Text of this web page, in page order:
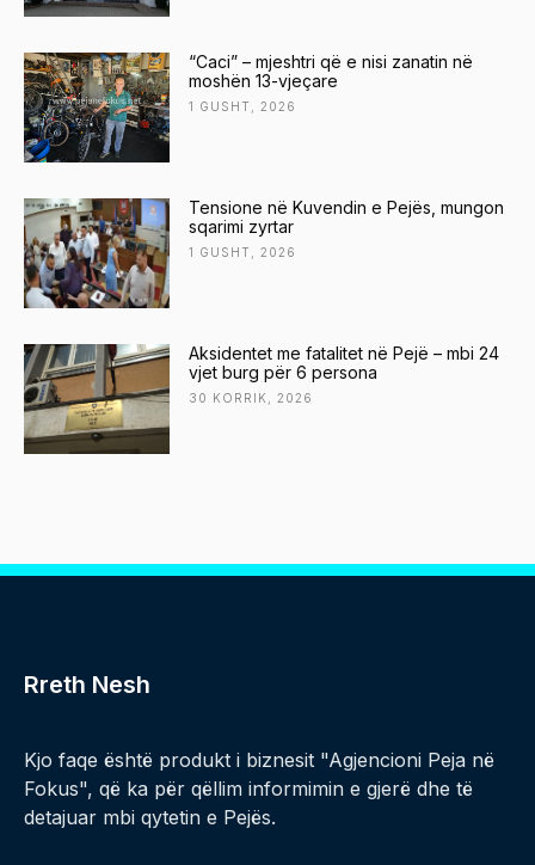
“Caci” – mjeshtri që e nisi zanatin në
moshën 13-vjeçare
1 GUSHT, 2026
Tensione në Kuvendin e Pejës, mungon
sqarimi zyrtar
1 GUSHT, 2026
Aksidentet me fatalitet në Pejë – mbi 24
vjet burg për 6 persona
30 KORRIK, 2026
Rreth Nesh
Kjo faqe është produkt i biznesit "Agjencioni Peja në
Fokus", që ka për qëllim informimin e gjerë dhe të
detajuar mbi qytetin e Pejës.